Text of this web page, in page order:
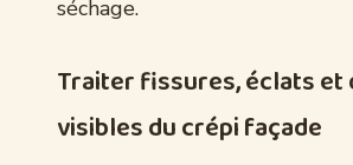
séchage.
Traiter fissures, éclats et
visibles du crépi façade